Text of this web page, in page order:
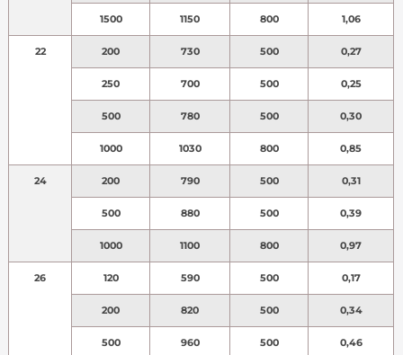
1500 1150 800 1,06
22 200 730 500 0,27
250 700 500 0,25
500 780 500 0,30
1000 1030 800 0,85
24 200 790 500 0,31
500 880 500 0,39
1000 1100 800 0,97
26 120 590 500 0,17
200 820 500 0,34
500 960 500 0,46